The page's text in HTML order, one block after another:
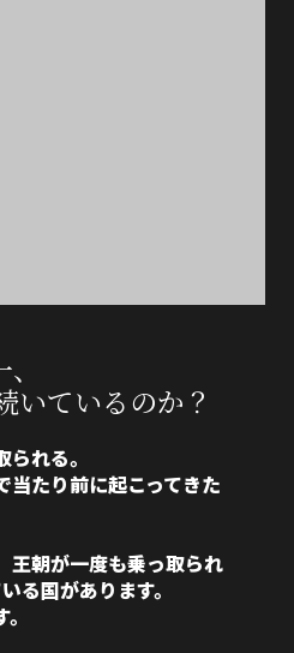
いているのか？
れる。
当たり前に起こってきた
王朝が一度も乗っ取られ
る国があります。